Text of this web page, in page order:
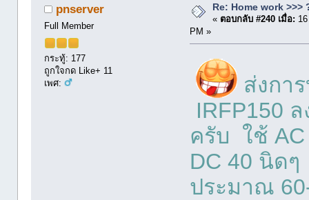
pnserver
Full Member
กระทู้: 177
ถูกใจกด Like+ 11
เพศ:
Re: Home work >>>
« ตอบกลับ #240 เมื่อ:
PM »
ส่งกา
IRFP150
ครับ ใช้
DC 40 นิด
ประมาณ